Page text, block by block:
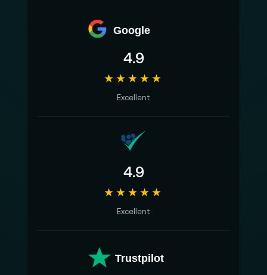
Google
4.9
★★★★★
Excellent
4.9
★★★★★
Excellent
Trustpilot